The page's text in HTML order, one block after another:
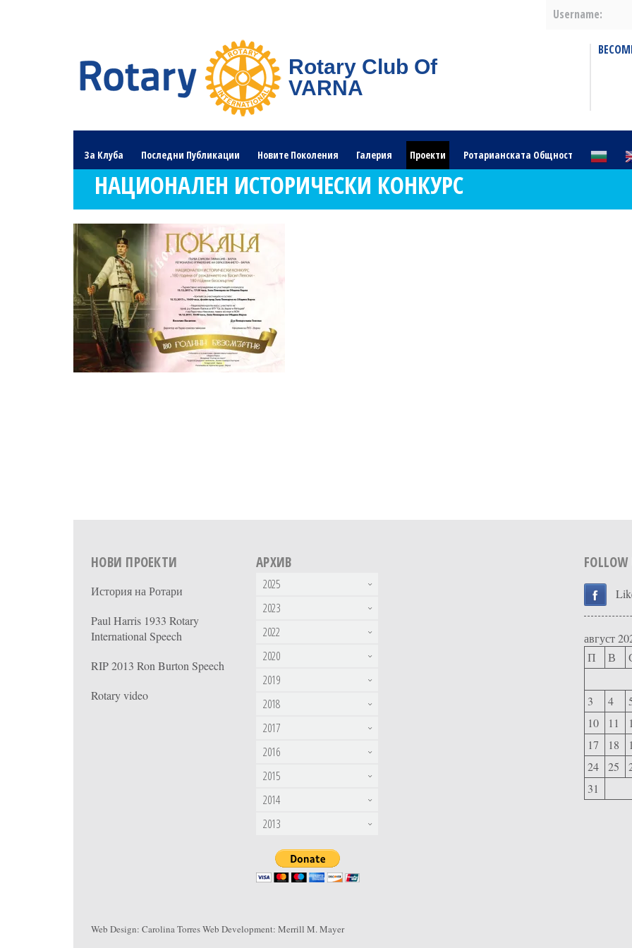
Username:
Rotary Club Of
VARNA
За Клуба Последни Публикации Новите Поколения Галерия Проекти Ротарианската Общност
НАЦИОНАЛЕН ИСТОРИЧЕСКИ КОНКУРС
НОВИ ПРОЕКТИ
История на Ротари
Paul Harris 1933 Rotary
International Speech
RIP 2013 Ron Burton Speech
Rotary video
АРХИВ
2025
2023
2022
2020
2019
2018
2017
2016
2015
2014
2013
FOLLOW
август
П
В
3
4
10
11
17
18
24
25
31
Web Design: Carolina TorresWeb Development: Merrill M. Mayer